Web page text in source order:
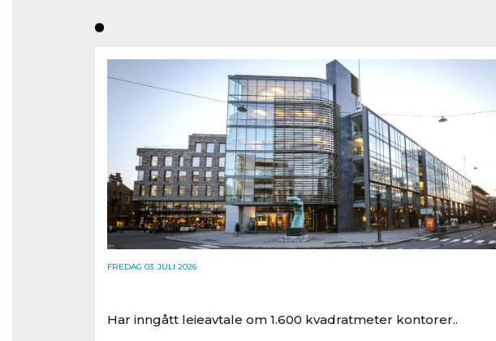
FREDAG 03. JULI 2026
Har inngått leieavtale om 1.600 kvadratmeter kontorer..